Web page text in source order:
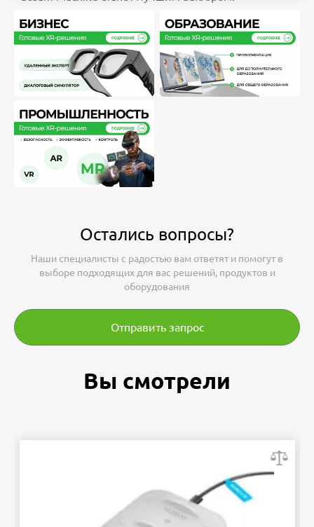
Остались вопросы?
Наши специалисты с радостью вам ответят и помогут в
выборе подходящих для вас решений, продуктов и
оборудования
Отправить запрос
Вы смотрели